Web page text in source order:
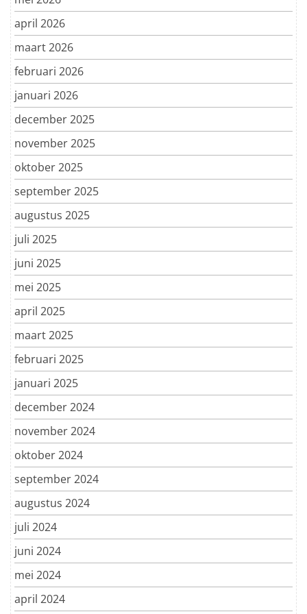
april 2026
maart 2026
februari 2026
januari 2026
december 2025
november 2025
oktober 2025
september 2025
augustus 2025
juli 2025
juni 2025
mei 2025
april 2025
maart 2025
februari 2025
januari 2025
december 2024
november 2024
oktober 2024
september 2024
augustus 2024
juli 2024
juni 2024
mei 2024
april 2024